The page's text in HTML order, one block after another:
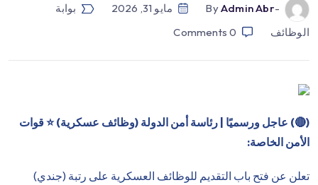
-by
Admin Abr مايو 31, 2026
بوابة
الوظائف
0
Comments
(
🔴) عاجل ورسميًا | رئاسة أمن الدولة (وظائف عسكرية) ⭐️ قوات
الأمن الخاصة:
تعلن عن فتح باب التقديم للوظائف العسكرية على رتبة (جندي)